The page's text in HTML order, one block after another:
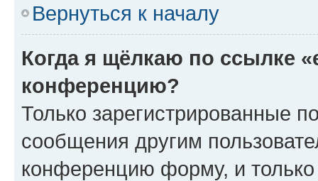
Вернуться к началу
Когда я щёлкаю по ссылке
конференцию?
Только зарегистрированные
сообщения другим
конференцию форму, и